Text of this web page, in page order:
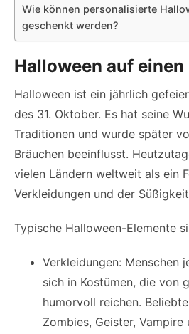
Wie können personalisierte
geschenkt werden?
Halloween auf
Halloween ist ein jährlich
des 31. Oktober. Es hat seine
Traditionen und wurde später
Bräuchen beeinflusst.
vielen Ländern weltweit als ein
Verkleidungen und der
Typische Halloween-Elemente
Verkleidungen: Menschen
sich in Kostümen, die von
humorvoll reichen.
Zombies, Geister, Vampire